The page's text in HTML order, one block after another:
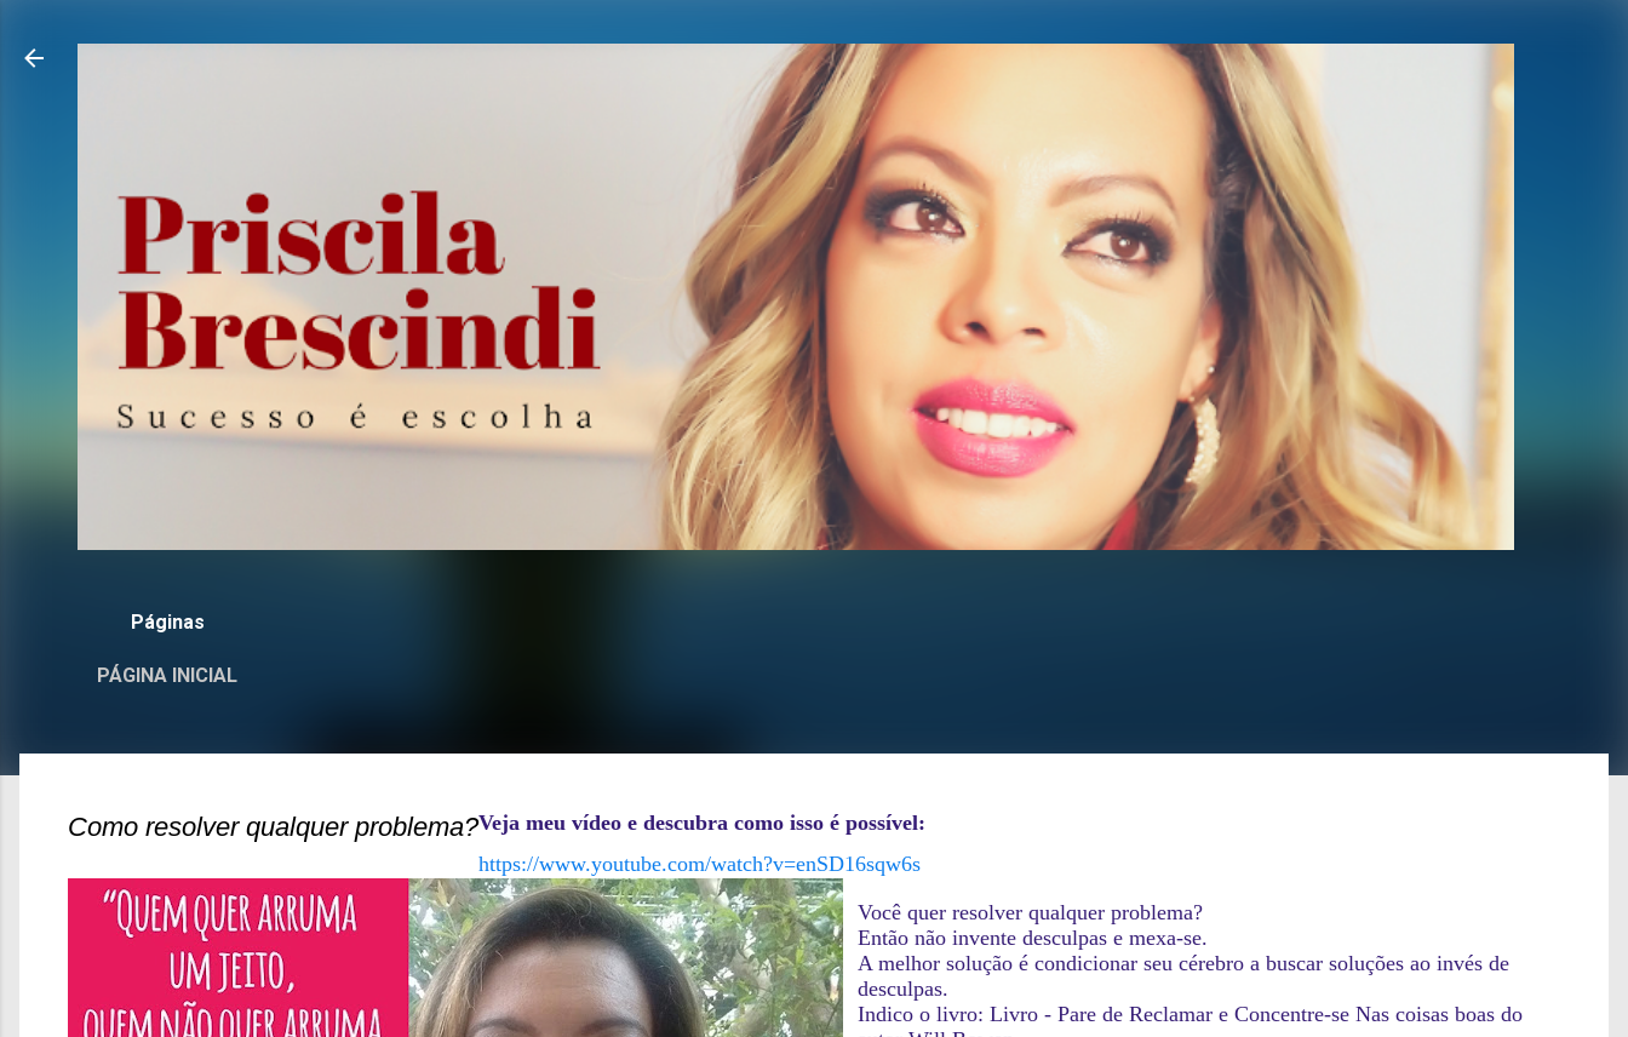
Páginas
PÁGINA INICIAL
Como resolver qualquer problema?Veja meu vídeo e descubra como isso é possível:
https://www.youtube.com/watch?v=enSD16sqw6s
Você quer resolver qualquer problema?
Então não invente desculpas e mexa-se.
A melhor solução é condicionar seu cérebro a buscar soluções ao invés de
desculpas.
Indico o livro: Livro - Pare de Reclamar e Concentre-se Nas coisas boas do